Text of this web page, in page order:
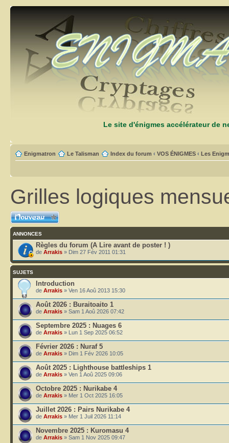
Le site d'énigmes accélérateur de
Enigmatron Le Talisman Index du forum ‹ VOS ÉNIGMES ‹ Les
Grilles logiques
Ecrire un nouveau
sujet
ANNONCES
Règles du forum (A Lire avant de poster ! )
de Arrakis » Dim 27 Fév 2011 01:31
SUJETS
Introduction
de Arrakis » Ven 16 Aoû 2013 15:30
Août 2026 : Buraitoaito 1
de Arrakis » Sam 1 Aoû 2026 07:42
Septembre 2025 : Nuages 6
de Arrakis » Lun 1 Sep 2025 06:52
Février 2026 : Nuraf 5
de Arrakis » Dim 1 Fév 2026 10:05
Août 2025 : Lighthouse battleships 1
de Arrakis » Ven 1 Aoû 2025 09:06
Octobre 2025 : Nurikabe 4
de Arrakis » Mer 1 Oct 2025 16:05
Juillet 2026 : Pairs Nurikabe 4
de Arrakis » Mer 1 Juil 2026 11:14
Novembre 2025 : Kuromasu 4
de Arrakis » Sam 1 Nov 2025 09:47